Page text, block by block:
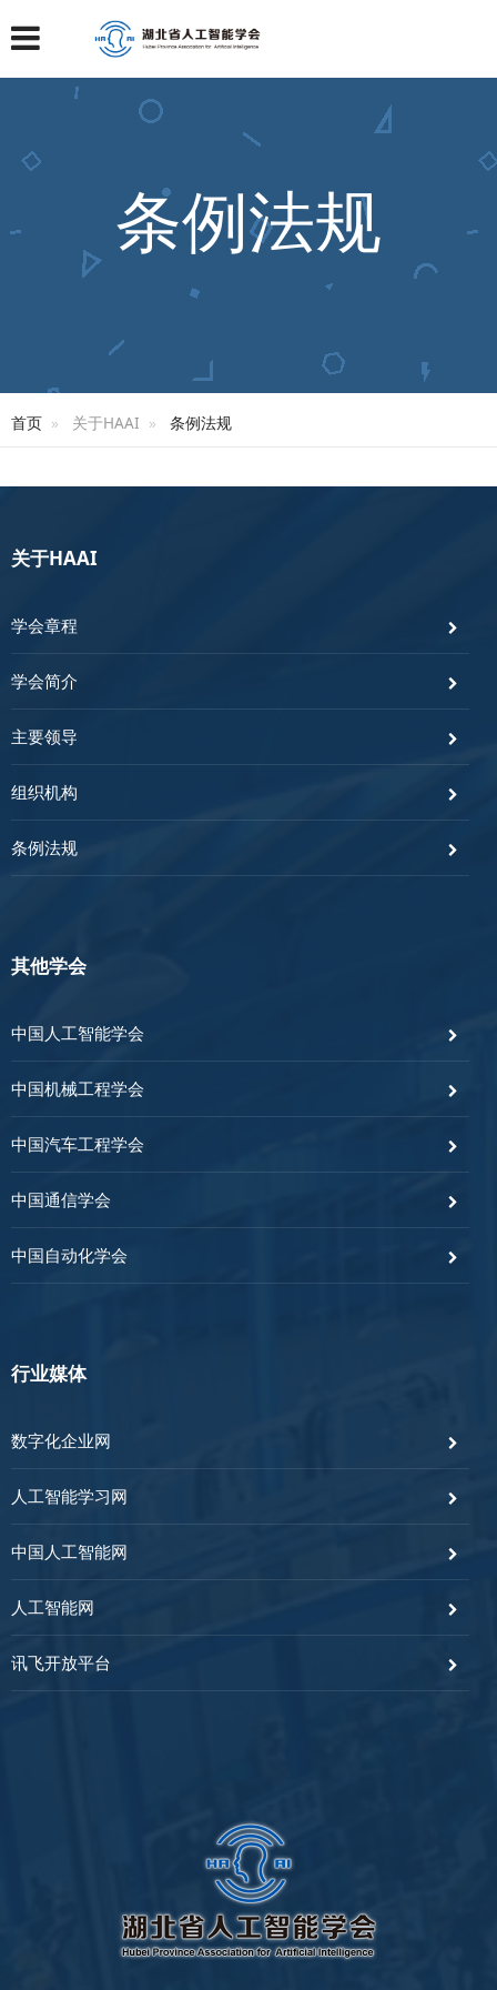
条例法规
首页 关于HAAI 条例法规
关于HAAI
学会章程
学会简介
主要领导
组织机构
条例法规
其他学会
中国人工智能学会
中国机械工程学会
中国汽车工程学会
中国通信学会
中国自动化学会
行业媒体
数字化企业网
人工智能学习网
中国人工智能网
人工智能网
讯飞开放平台